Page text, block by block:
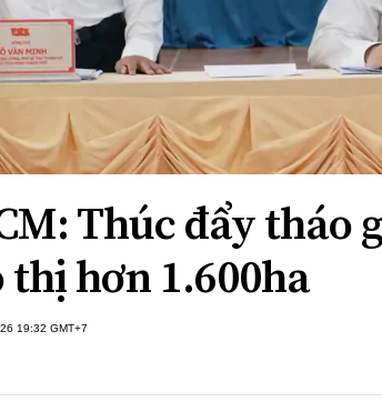
Thúc đẩy tháo
thị hơn 1.600ha
19:32 GMT+7